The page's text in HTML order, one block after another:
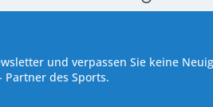
und verpassen Sie keine
Partner des Sports.